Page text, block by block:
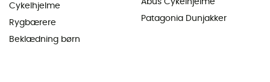
Cykelhjelme
Rygbærere
Beklædning børn
Abus Cykelhjelme
Patagonia Dunjakker